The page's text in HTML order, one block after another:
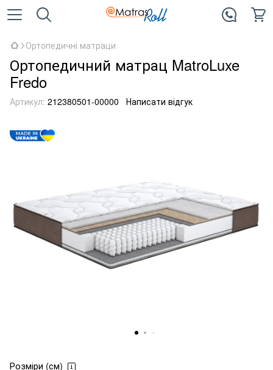
Ортопедичні матраци
Ортопедичний матрац MatroLuxe
Fredo
Артикул: 212380501-00000 Написати відгук
Розміри (см)